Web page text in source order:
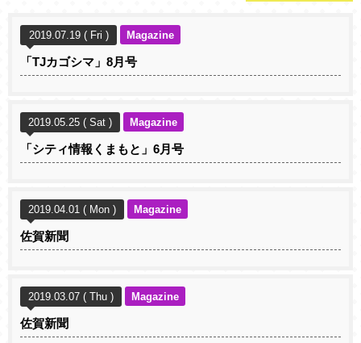
2019.07.19 ( Fri ) Magazine
「TJカゴシマ」8月号
2019.05.25 ( Sat ) Magazine
「シティ情報くまもと」6月号
2019.04.01 ( Mon ) Magazine
佐賀新聞
2019.03.07 ( Thu ) Magazine
佐賀新聞